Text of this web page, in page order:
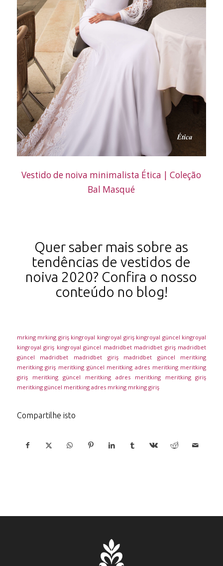
Vestido de noiva minimalista Ética | Coleção
Bal Masqué
Quer saber mais sobre as
tendências de vestidos de
noiva 2020? Confira o nosso
conteúdo no blog!
mrking mrking giriş kingroyal kingroyal giriş kingroyal güncel kingroyal
kingroyal giriş kingroyal güncel madridbet madridbet giriş madridbet
güncel
madridbet madridbet giriş madridbet güncel
meritking
meritking giriş meritking güncel meritking adres meritking meritking
giriş
meritking güncel meritking adres meritking
meritking giriş
meritking güncel meritking adres mrking mrking giriş
Compartilhe isto